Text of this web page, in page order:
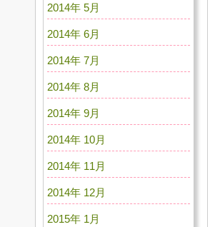
2014年 5月
2014年 6月
2014年 7月
2014年 8月
2014年 9月
2014年 10月
2014年 11月
2014年 12月
2015年 1月